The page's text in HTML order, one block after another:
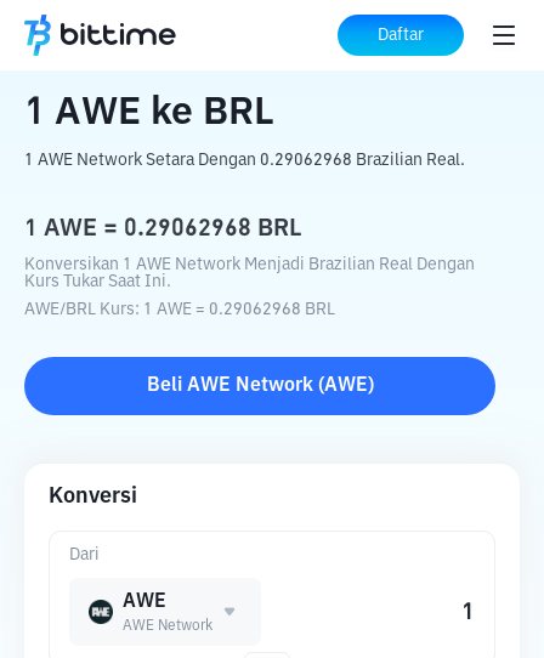
Daftar
Beranda Konverter Kripto ke BRL
1 AWE ke BRL
1 AWE Network Setara Dengan 0.29062968 Brazilian Real.
1 AWE = 0.29062968 BRL
Konversikan 1 AWE Network Menjadi Brazilian Real Dengan
Kurs Tukar Saat Ini.
AWE/BRL Kurs: 1 AWE = 0.29062968 BRL
Beli AWE Network(AWE)
Konversi
Dari
AWE
AWE Network